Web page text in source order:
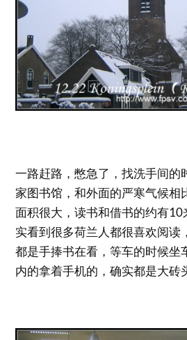
一路赶路，憋急了，找洗手间的
家图书馆，和外面的严寒气候相
面积很大，读书和借书的约有
实看到很多荷兰人都很喜欢阅读
都是手捧书在看，等车的时候坐
内的拿着手机的，确实都是大砖